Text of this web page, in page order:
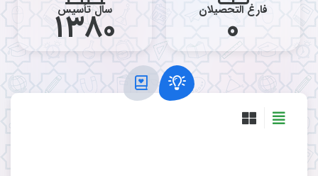
فارغ التحصیلان
0 سال تأسیس
1380